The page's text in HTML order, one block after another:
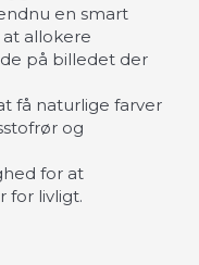
en smart
allokere
på billedet der
få naturlige farver
og
for at
for livligt.